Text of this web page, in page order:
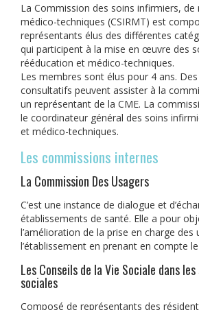
La Commission des soins infirmiers,
médico-techniques (CSIRMT) est
représentants élus des différentes
qui participent à la mise en œuvre des
rééducation et médico-techniques.
Les membres sont élus pour 4 ans.
consultatifs peuvent assister à la
un représentant de la CME. La
le coordinateur général des soins
et médico-techniques.
Les commissions internes
La Commission Des Usagers
C’est une instance de dialogue et
établissements de santé. Elle a pour
l’amélioration de la prise en charge des
l’établissement en prenant en compte le
Les Conseils de la Vie Sociale dans
sociales
Composé de représentants des